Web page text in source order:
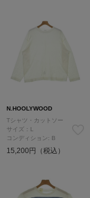
N.HOOLYWOOD
Tシャツ・カットソー
サイズ：L
コンディション: B
15,200円（税込）